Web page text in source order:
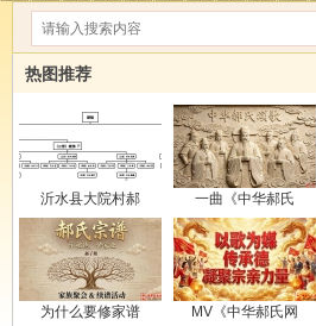
热图推荐
沂水县大院村郝 一曲《中华郝氏
为什么要修家谱 MV《中华郝氏网